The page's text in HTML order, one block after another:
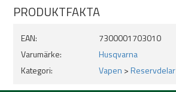
PRODUKTFAKTA
EAN:
7300001703010
Varumärke:
Husqvarna
Kategori:
Vapen >Reservdelar